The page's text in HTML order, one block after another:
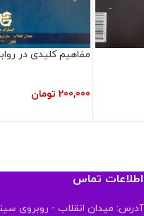
مفاهیم کلیدی در
200,000 تومان
اطلاعات تماس
آدرس: میدان انقلاب - روبروی